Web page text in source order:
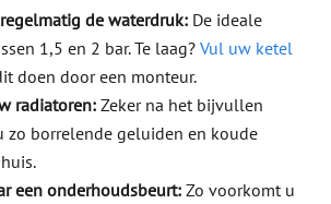
de waterdruk:De ideale
1,5 en 2 bar. Te laag? Vul uw ketel
doen door een monteur.
radiatoren:Zeker na het bijvullen
zo borrelende geluiden en koude
een onderhoudsbeurt:Zo voorkomt u